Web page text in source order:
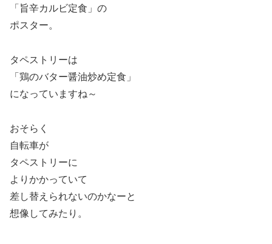
「旨辛カルビ定食」の
ポスター。
タペストリーは
「鶏のバター醤油炒め定食」
になっていますね～
おそらく
自転車が
タペストリーに
よりかかっていて
差し替えられないのかなーと
想像してみたり。